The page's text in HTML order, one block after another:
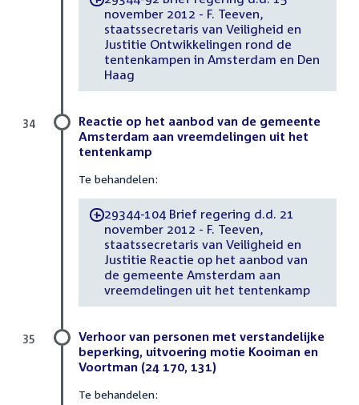
november 2012 - F. Teeven,
staatssecretaris van Veiligheid en
Justitie Ontwikkelingen rond de
tentenkampen in Amsterdam en Den
Haag
Reactie op het aanbod van de gemeente
Amsterdam aan vreemdelingen uit het
tentenkamp
Te behandelen:
-29344-104 Brief regering d.d. 21
november 2012 - F. Teeven,
staatssecretaris van Veiligheid en
Justitie Reactie op het aanbod van
de gemeente Amsterdam aan
vreemdelingen uit het tentenkamp
34
Verhoor van personen met verstandelijke
beperking, uitvoering motie Kooiman en
Voortman (24 170, 131)
Te behandelen:
35